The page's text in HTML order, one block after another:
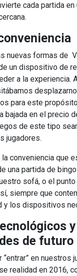
cada partida en
nuevas formas de
un dispositivo de
a la experiencia.
para este
bajada en el precio
de este tipo
jugadores.
la conveniencia que
una partida de
sofá, o el
siempre que
y los dispositivos
y
de futuro
“entrar” en nuestros
realidad en 2016,